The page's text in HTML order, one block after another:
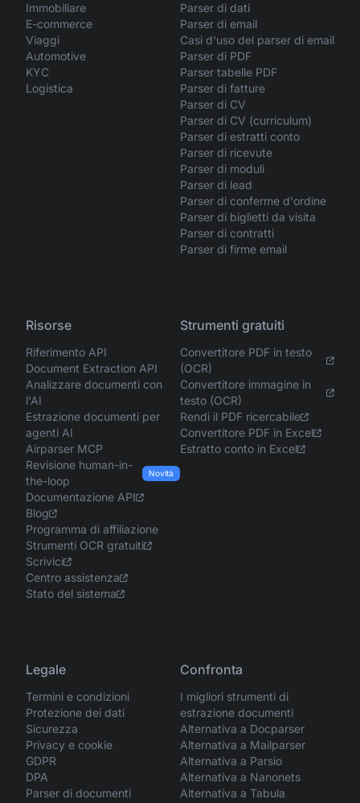
Immobiliare
E-commerce
Viaggi
Automotive
KYC
Logistica
Parser di dati
Parser di email
Casi d'uso del parser di email
Parser di PDF
Parser tabelle PDF
Parser di fatture
Parser di CV
Parser di CV (curriculum)
Parser di estratti conto
Parser di ricevute
Parser di moduli
Parser di lead
Parser di conferme d'ordine
Parser di biglietti da visita
Parser di contratti
Parser di firme email
Risorse
Riferimento API
Document Extraction API
Analizzare documenti con
l'AI
Estrazione documenti per
agenti AI
Airparser MCP
Revisione human-in-
the-loop
Novità
Documentazione API
Blog
Programma di affiliazione
Strumenti OCR gratuiti
Scrivici
Centro assistenza
Stato del sistema
Strumenti gratuiti
Convertitore PDF in testo
(OCR)
Convertitore immagine in
testo (OCR)
Rendi il PDF ricercabile
Convertitore PDF in Excel
Estratto conto in Excel
Legale
Termini e condizioni
Protezione dei dati
Sicurezza
Privacy e cookie
GDPR
DPA
Parser di documenti
Confronta
I migliori strumenti di
estrazione documenti
Alternativa a Docparser
Alternativa a Mailparser
Alternativa a Parsio
Alternativa a Nanonets
Alternativa a Tabula